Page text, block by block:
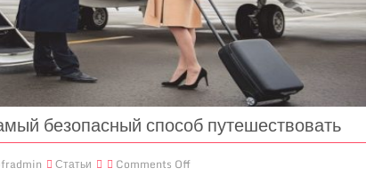
безопасный способ путешествовать
Статьи Comments Off